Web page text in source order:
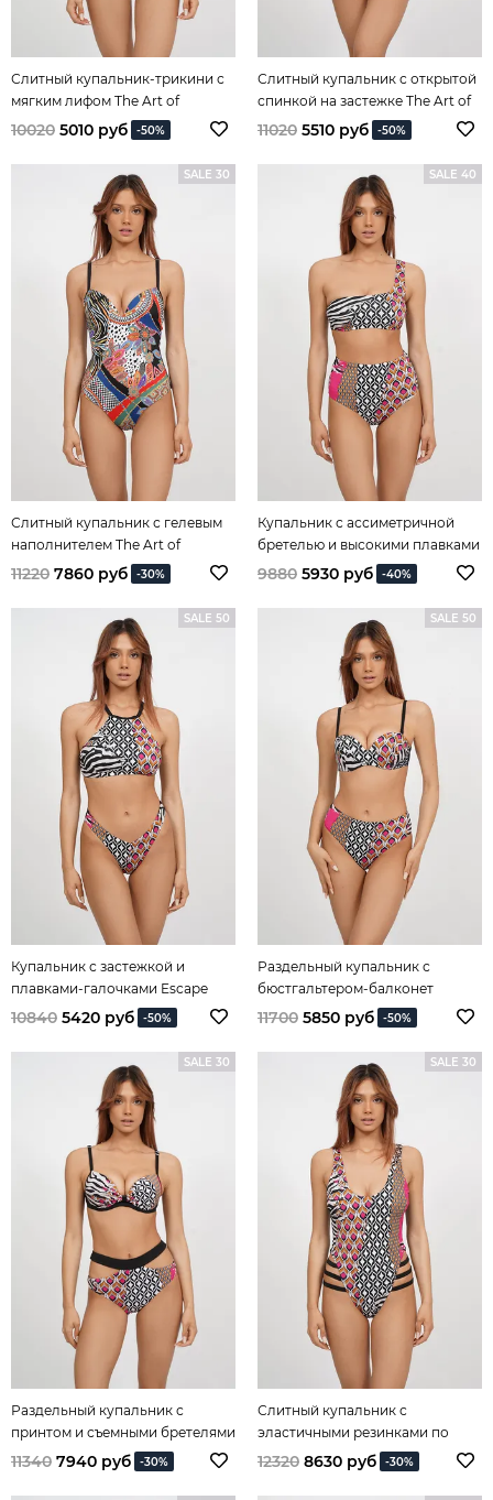
Слитный купальник-трикини с
мягким лифом The Art of
Mix&Match
10020 5010 руб -50%
Слитный купальник с открытой
спинкой на застежке The Art of
Mix&Match
11020 5510 руб -50%
SALE 30
Слитный купальник с гелевым
наполнителем The Art of
Mix&Match
11220 7860 руб -30%
SALE 40
Купальник с ассиметричной
бретелью и высокими плавками
Escape into The Jungle
9880 5930 руб -40%
SALE 50
Купальник с застежкой и
плавками-галочками Escape
into The Jungle
10840 5420 руб -50%
SALE 50
Раздельный купальник с
бюстгальтером-балконет
Escape into The Jungle
11700 5850 руб -50%
SALE 30
Раздельный купальник с
принтом и съемными бретелями
Escape into The Jungle
11340 7940 руб -30%
SALE 30
Слитный купальник с
эластичными резинками по
бокам Escape into The Jungle
12320 8630 руб -30%